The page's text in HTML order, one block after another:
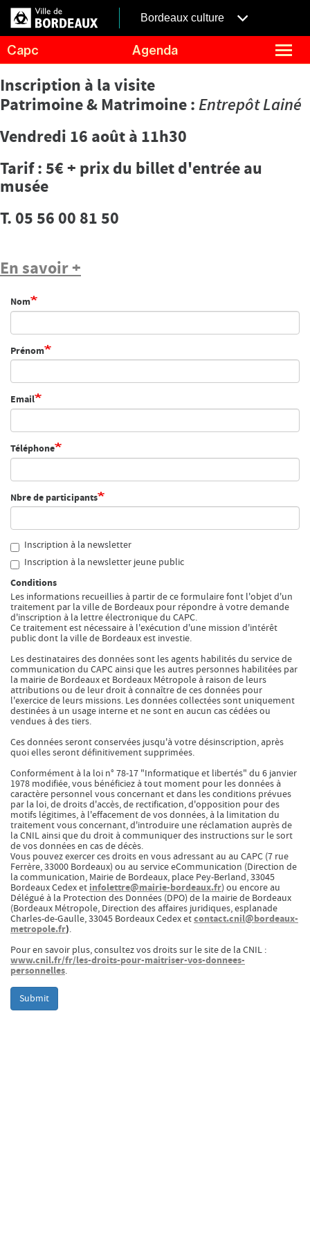
Aller
contenu
principal
menubordeaux
Bordeaux culture
Capc Agenda
fermer
le
menu
Menu
de
Expositions
Capc Kids
Collection
Le Capc
Mécénat et privatisation
Menu
Recherche
Recherche
Prochainement
Aujourd'hui
Pollen
Cool Kids Space
Trevor Yeung, "Jardin des neuf soleils"
Alexandra Bircken, SomaSemaSoma
Summer Capc
15h00-16h00
Visite "Jardin des neuf soleils" de Trevor Yeung
Dimanche 09 août
15h00
-
Visite de "Blackground : murmures des mornes"
Mercredi 12 août
14h30-15h30
Visite ludique "Jardin des neufs soleils". Pour les 4
- 6 ans
16h30-17h30
Visite ludique "Jardin des neufs soleils". Pour les
20 mois - 3 ans
Jeudi 20 août
19h00-22h30
Terrasses nocturnes avec DJ sets
19h30- 20h30
Visite contemplative "Mettez-vous au vert"
Inscription à la visite
Patrimoine & Matrimoine : Entrepôt Lainé
Vendredi 16 août à 11h30
Tarif : 5€ + prix du billet d'entrée au
musée
T. 05 56 00 81 50
En savoir +
Nom
Prénom
Email
Téléphone
Nbre de participants
Inscription à la newsletter
Inscription à la newsletter jeune public
Conditions
Les informations recueillies à partir de ce formulaire font l'objet d'un
traitement par la ville de Bordeaux pour répondre à votre demande
d'inscription à la lettre électronique du CAPC.
Ce traitement est nécessaire à l'exécution d'une mission d'intérêt
public dont la ville de Bordeaux est investie.
Les destinataires des données sont les agents habilités du service de
communication du CAPC ainsi que les autres personnes habilitées par
la mairie de Bordeaux et Bordeaux Métropole à raison de leurs
attributions ou de leur droit à connaître de ces données pour
l'exercice de leurs missions. Les données collectées sont uniquement
destinées à un usage interne et ne sont en aucun cas cédées ou
vendues à des tiers.
Ces données seront conservées jusqu'à votre désinscription, après
quoi elles seront définitivement supprimées.
Conformément à la loi n° 78-17 "Informatique et libertés" du 6 janvier
1978 modifiée, vous bénéficiez à tout moment pour les données à
caractère personnel vous concernant et dans les conditions prévues
par la loi, de droits d'accès, de rectification, d'opposition pour des
motifs légitimes, à l'effacement de vos données, à la limitation du
traitement vous concernant, d'introduire une réclamation auprès de
la CNIL ainsi que du droit à communiquer des instructions sur le sort
de vos données en cas de décès.
Vous pouvez exercer ces droits en vous adressant au au CAPC (7 rue
Ferrère, 33000 Bordeaux) ou au service eCommunication (Direction de
la communication, Mairie de Bordeaux, place Pey-Berland, 33045
Bordeaux Cedex etinfolettre@mairie-bordeaux.fr) ou encore au
Délégué à la Protection des Données (DPO) de la mairie de Bordeaux
(Bordeaux Métropole, Direction des affaires juridiques, esplanade
Charles-de-Gaulle, 33045 Bordeaux Cedex etcontact.cnil@bordeaux-
metropole.fr).
Pour en savoir plus, consultez vos droits sur le site de la CNIL :
www.cnil.fr/fr/les-droits-pour-maitriser-vos-donnees-
personnelles.
Submit
Panneau de gestion des cookies